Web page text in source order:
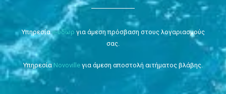
Υπηρεσίαe-ύδωρ για άμεση πρόσβαση στους λογαριασμούς
σας.
Υπηρεσία Novoville για άμεση αποστολή αιτήματος βλάβης.